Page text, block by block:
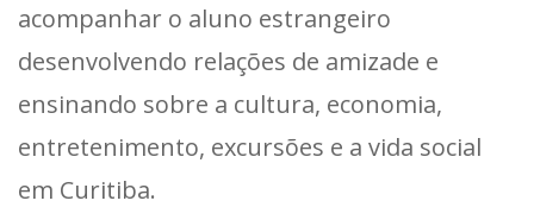
acompanhar o aluno estrangeiro
desenvolvendo relações de amizade e
ensinando sobre a cultura, economia,
entretenimento, excursões e a vida social
em Curitiba.